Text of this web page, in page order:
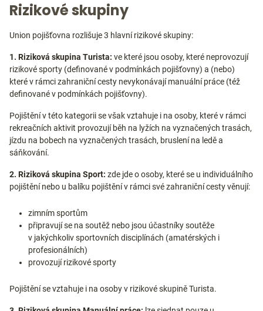
Rizikové skupiny
Union pojišťovna rozlišuje 3 hlavní rizikové skupiny:
1. Riziková skupina Turista: ve které jsou osoby, které neprovozují
rizikové sporty (definované v podmínkách pojišťovny) a (nebo)
které v rámci zahraniční cesty nevykonávají manuální práce (též
definované v podmínkách pojišťovny).
Pojištění v této kategorii se však vztahuje i na osoby, které v rámci
rekreačních aktivit provozují běh na lyžích na vyznačených trasách,
jízdu na bobech na vyznačených trasách, bruslení na ledě a
sáňkování.
2. Riziková skupina Sport: zde jde o osoby, které se u individuálního
pojištění nebo u balíku pojištění v rámci své zahraniční cesty věnují:
zimním sportům
připravují se na soutěž nebo jsou účastníky soutěže
v jakýchkoliv sportovních disciplínách (amatérských i
profesionálních)
provozují rizikové sporty
Pojištění se vztahuje i na osoby v rizikové skupině Turista.